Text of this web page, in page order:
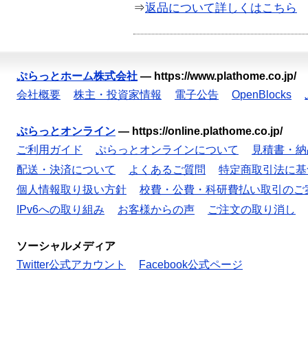
⇒返品について詳しくはこちら
ぷらっとホーム株式会社 — https://www.plathome.co.jp/
会社概要
株主・投資家情報 電子公告 OpenBlocks
ぷらっとオンライン — https://online.plathome.co.jp/
ご利用ガイド
ぷらっとオンラインについて
見積書・
配送・決済について
よくあるご質問
特定商取引法に
個人情報取り扱い方針
校費・公費・科研費払い取引のご
IPv6への取り組み
お客様からの声 ご注文の取り消し
ソーシャルメディア
Twitter公式アカウント
Facebook公式ページ